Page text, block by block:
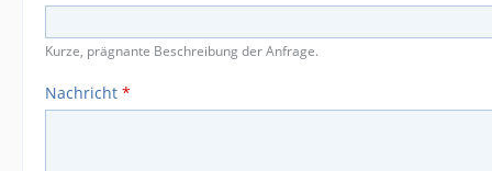
Kurze, prägnante Beschreibung der Anfrage.
Nachricht *